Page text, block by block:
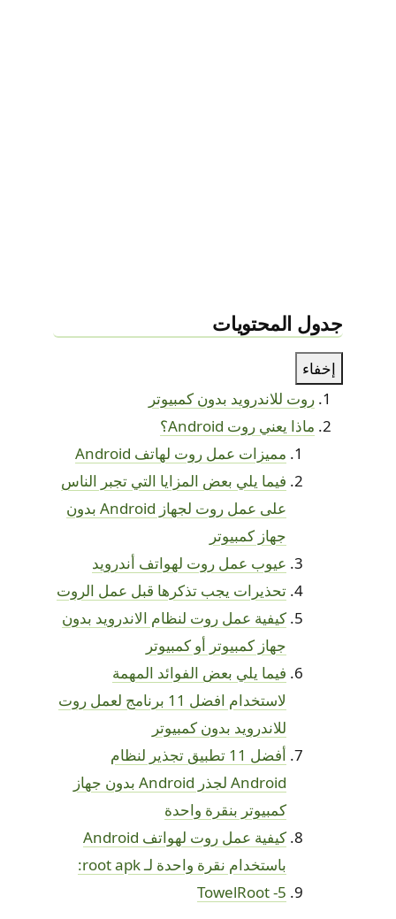
جدول المحتويات
إخفاء
روت للاندرويد بدون كمبيوتر
ماذا يعني روت Android؟
مميزات عمل روت لهاتف Android
فيما يلي بعض المزايا التي تجبر الناس
على عمل روت لجهاز Android بدون
جهاز كمبيوتر
عيوب عمل روت لهواتف أندرويد
تحذيرات يجب تذكرها قبل عمل الروت
كيفية عمل روت لنظام الاندرويد بدون
جهاز كمبيوتر أو كمبيوتر
فيما يلي بعض الفوائد المهمة
لاستخدام افضل 11 برنامج لعمل روت
للاندرويد بدون كمبيوتر
أفضل 11 تطبيق تجذير لنظام
Android لجذر Android بدون جهاز
كمبيوتر بنقرة واحدة
كيفية عمل روت لهواتف Android
باستخدام نقرة واحدة لـ root apk:
5- TowelRoot